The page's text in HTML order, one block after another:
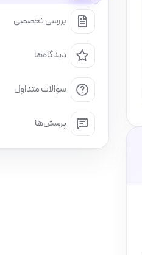
بررسی تخصصی
دیدگاه‌ها
سوالات متداول
پرسش‌ها